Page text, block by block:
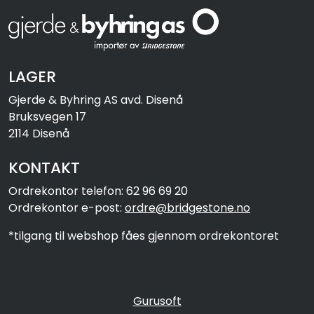
LAGER
Gjerde & Byhring AS avd. Disenå
Bruksvegen 17
2114 Disenå
KONTAKT
Ordrekontor telefon: 62 96 69 20
Ordrekontor e-post: ordre@bridgestone.no
*tilgang til webshop fåes gjennom ordrekontoret
Gurusoft